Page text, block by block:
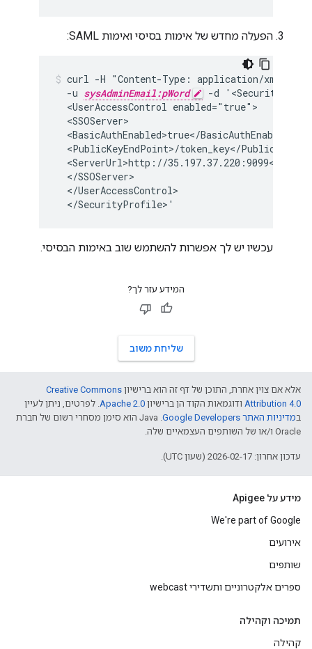
הפעלה מחדש של אימות בסיסי ואימות SAML:
curl -H "Content-Type: application/xml"
  -u
sysAdminEmail:pWord
-d
  <UserAccessControl enabled="true">
  <SSOServer>
  <BasicAuthEnabled>true</BasicAuthEnabled>
<PublicKeyEndPoint>/token_key</
<ServerUrl>http://35.197.37.220:9099</
  </SSOServer>
  </UserAccessControl>
  </SecurityProfile>'
עכשיו יש לך אפשרות להשתמש שוב באימות הבסיסי.
המידע עזר לך?
שליחת משוב
אלא אם צוין אחרת, התוכן של דף זה הוא ברישיון Creative Commons
Attribution 4.0 ודוגמאות הקוד הן ברישיון Apache 2.0. לפרטים, ניתן לעיין
במדיניות האתר Google Developers‏
.‏ Java הוא סימן מסחרי רשום של חברת
Oracle ו/או של השותפים העצמאיים שלה.
עדכון אחרון: 2026-02-17 (שעון UTC).
מידע על Apigee
We're part of Google
אירועים
שותפים
ספרים אלקטרוניים ותשדירי webcast
תמיכה וקהילה
קהילה